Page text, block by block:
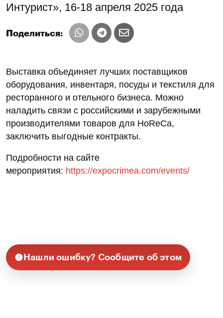
Интурист», 16-18 апреля 2025 года
Поделиться:
Выставка объединяет лучших поставщиков
оборудования, инвентаря, посуды и текстиля для
ресторанного и отельного бизнеса. Можно
наладить связи с российскими и зарубежными
производителями товаров для HoReCa,
заключить выгодные контракты.
Подробности на сайте
мероприятия: https://expocrimea.com/events/
Нашли ошибку? Сообщите об этом